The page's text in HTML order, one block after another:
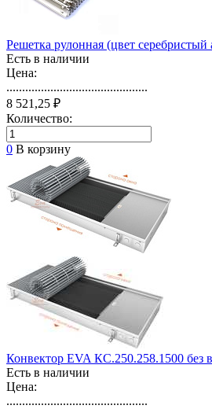
Решетка рулонная (цвет
Есть в наличии
Цена:
.............................................
8 521,25 ₽
Количество:
0 В корзину
Конвектор EVA КС.250.258.1500 без
Есть в наличии
Цена:
.............................................